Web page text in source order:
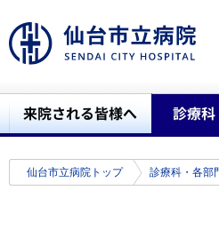
仙台市立病院トップ 診療科・各部